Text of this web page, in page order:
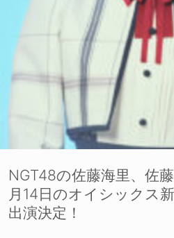
NGT48の佐藤海里、佐
月14日のオイシックス
出演決定！